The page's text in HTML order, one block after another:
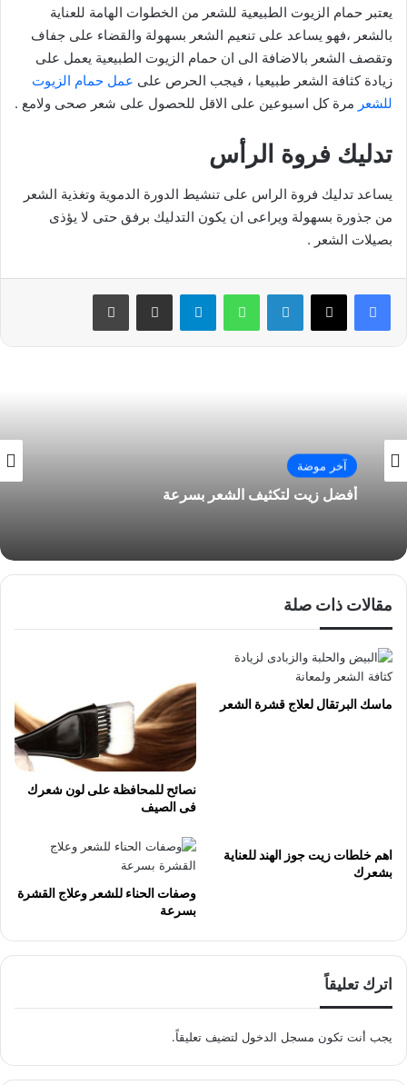
يعتبر حمام الزيوت الطبيعية للشعر من الخطوات الهامة للعناية
بالشعر ،فهو يساعد على تنعيم الشعر بسهولة والقضاء على جفاف
وتقصف الشعر بالاضافة الى ان حمام الزيوت الطبيعية يعمل على
زيادة كثافة الشعر طبيعيا ، فيجب الحرص على عمل حمام الزيوت
للشعر مرة كل اسبوعين على الاقل للحصول على شعر صحى ولامع .
تدليك فروة الرأس
يساعد تدليك فروة الراس على تنشيط الدورة الدموية وتغذية الشعر
من جذورة بسهولة ويراعى ان يكون التدليك برفق حتى لا يؤذى
بصيلات الشعر .
فيسبوك لينكدإن واتساب
آخر موضة
أفضل زيت لتكثيف الشعر بسرعة
مقالات ذات صلة
ماسك البرتقال لعلاج قشرة الشعر
نصائح للمحافظة على لون شعرك
فى الصيف
اهم خلطات زيت جوز الهند للعناية
بشعرك
وصفات الحناء للشعر وعلاج القشرة
بسرعة
اترك تعليقاً
يجب أنت تكون مسجل الدخول لتضيف تعليقاً.